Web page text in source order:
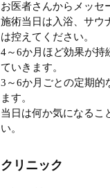
お医者さんからメッセ
施術当日は入浴、サウ
は控えてください。
4～6か月ほど効果が持
ていきます。
3～6か月ごとの定期的
ます。
当日は何か気になるこ
い。
クリニック